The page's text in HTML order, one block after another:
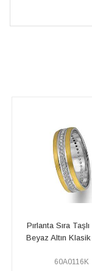
Pırlanta Sıra Taşlı
Stilize Figürlü
60A0024K